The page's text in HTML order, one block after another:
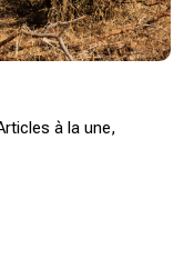
à la une,